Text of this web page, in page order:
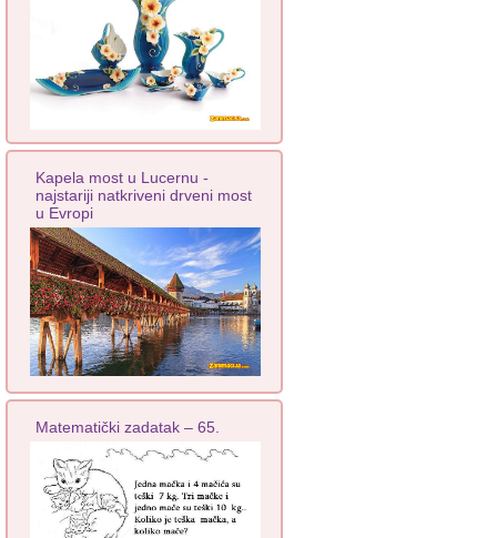
Kapela most u Lucernu -
najstariji natkriveni drveni most
u Evropi
Matematički zadatak – 65.